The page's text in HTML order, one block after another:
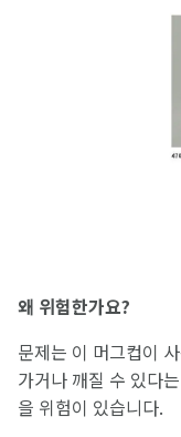
왜 위험한가요?
문제는 이 머그컵이
가거나 깨질 수 있다
을 위험이 있습니다.